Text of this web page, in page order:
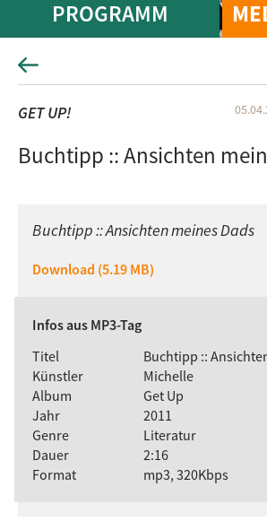
PROGRAMM
GET UP!
Buchtipp :: Ansichten
Buchtipp :: Ansichten meines Dads
Download (5.19 MB)
Infos aus MP3-Tag
Titel
Buchtipp ::
Künstler
Michelle
Album
Get Up
Jahr
2011
Genre
Literatur
Dauer
2:16
Format
mp3, 320Kbps